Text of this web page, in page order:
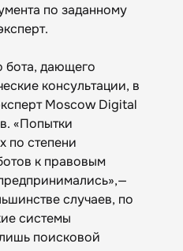
по заданному
бота, дающего
консультации, в
Moscow Digital
«Попытки
по степени
к правовым
случаев, по
системы
поисковой